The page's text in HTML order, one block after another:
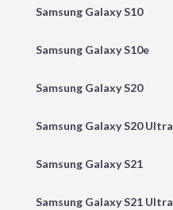
Samsung Galaxy S10
Samsung Galaxy S10e
Samsung Galaxy S20
Samsung Galaxy S20 Ultra
Samsung Galaxy S21
Samsung Galaxy S21 Ultra